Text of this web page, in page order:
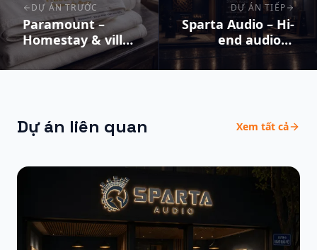
DỰ ÁN TRƯỚC
Paramount –
Homestay & villa
nghỉ dưỡng
DỰ ÁN TIẾP
Sparta Audio – Hi-
end audio &
listening room
Dự án liên quan Xem tất cả